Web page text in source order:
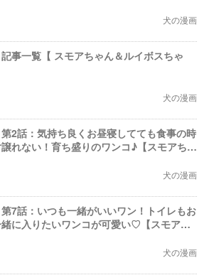
犬の漫画
記事一覧【 スモアちゃん＆ルイボスちゃ
犬の漫画
第2話：気持ち良くお昼寝してても食事の時
れない！育ち盛りのワンコ♪【スモアちゃ
犬の漫画
第7話：いつも一緒がいいワン！トイレもお
に入りたいワンコが可愛い♡【スモアち
犬の漫画